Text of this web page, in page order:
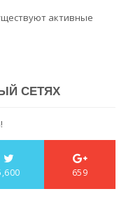
активные
СЕТЯХ
659